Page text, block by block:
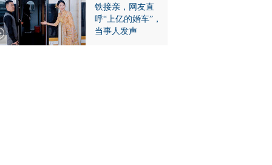
铁接亲，网友直
呼“上亿的婚车”，
当事人发声